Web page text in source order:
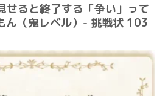
せると終了する「争い」って
ん（鬼レベル）- 挑戦状 103